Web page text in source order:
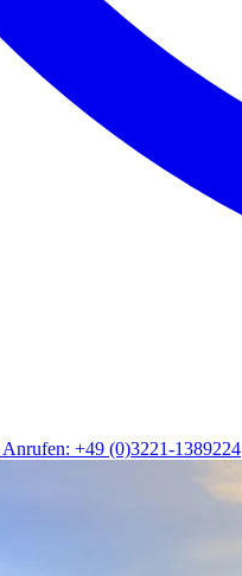
Anrufen: +49 (0)3221-1389224